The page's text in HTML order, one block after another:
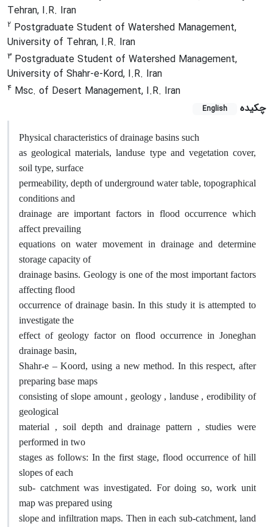
Tehran, I.R. Iran
2 Postgraduate Student of Watershed Management,
University of Tehran, I.R. Iran
3 Postgraduate Student of Watershed Management,
University of Shahr-e-Kord, I.R. Iran
4 Msc. of Desert Management, I.R. Iran
چکیده
English
Physical characteristics of drainage basins such
as geological materials, landuse type and vegetation cover,
soil type, surface
permeability, depth of underground water table, topographical
conditions and
drainage are important factors in flood occurrence which
affect prevailing
equations on water movement in drainage and determine
storage capacity of
drainage basins. Geology is one of the most important factors
affecting flood
occurrence of drainage basin. In this study it is attempted to
investigate the
effect of geology factor on flood occurrence in Joneghan
drainage basin,
Shahr-e – Koord, using a new method. In this respect, after
preparing base maps
consisting of slope amount , geology , landuse , erodibility of
geological
material , soil depth and drainage pattern , studies were
performed in two
stages as follows: In the first stage, flood occurrence of hill
slopes of each
sub- catchment was investigated. For doing so, work unit
map was prepared using
slope and infiltration maps. Then in each sub-catchment, land